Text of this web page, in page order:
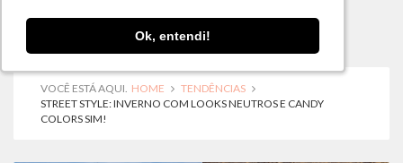
Ok, entendi!
Ok, entendi!
VOCÊ ESTÁ AQUI. HOME
TENDÊNCIAS
STREET STYLE: INVERNO COM LOOKS NEUTROS E CANDY
COLORS SIM!